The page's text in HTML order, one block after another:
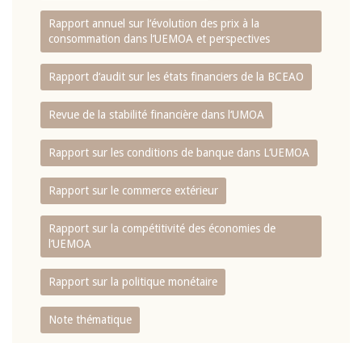
Rapport annuel sur l‘évolution des prix à la
consommation dans l‘UEMOA et perspectives
Rapport d‘audit sur les états financiers de la BCEAO
Revue de la stabilité financière dans l‘UMOA
Rapport sur les conditions de banque dans L‘UEMOA
Rapport sur le commerce extérieur
Rapport sur la compétitivité des économies de
l‘UEMOA
Rapport sur la politique monétaire
Note thématique